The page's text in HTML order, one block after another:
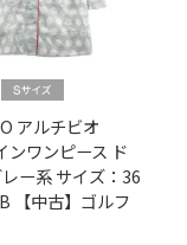
アルチビオ
ンワンピース ド
ー系 サイズ：36
【中古】ゴルフ